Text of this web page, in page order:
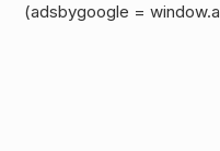
(adsbygoogle =